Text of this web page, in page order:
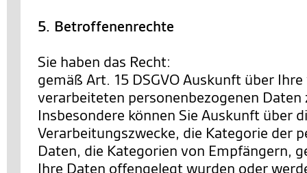
5. Betroffenenrechte
Sie haben das Recht:
gemäß Art. 15 DSGVO Auskunft über
verarbeiteten personenbezogenen Daten
Insbesondere können Sie Auskunft über
Verarbeitungszwecke, die Kategorie der
Daten, die Kategorien von Empfängern,
Ihre Daten offengelegt wurden oder